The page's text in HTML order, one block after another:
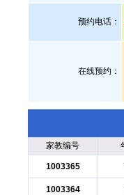
预约电话：
在线预约：
家教编号
1003365
1003364